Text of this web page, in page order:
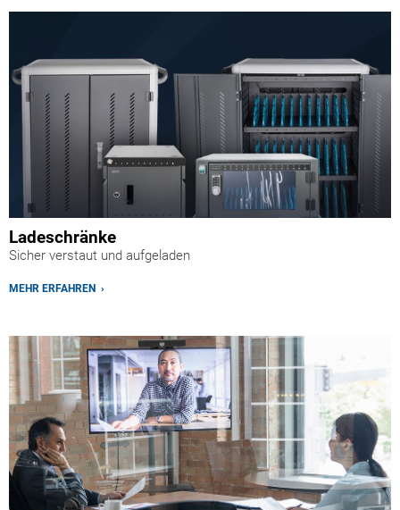
Ladeschränke
Sicher verstaut und aufgeladen
MEHR ERFAHREN ›